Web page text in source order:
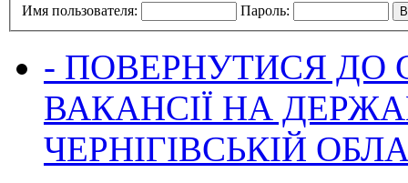
Имя пользователя: Пароль:
- ПОВЕРНУТИСЯ ДО
ВАКАНСІЇ НА
ЧЕРНІГІВСЬКІЙ